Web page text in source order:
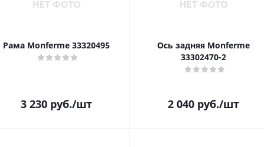
Рама Monferme 33320495
3 230 руб./шт
Ось задняя Monferme
33302470-2
2 040 руб./шт